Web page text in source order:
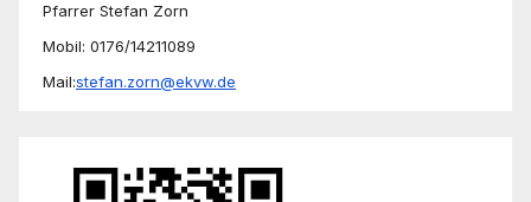
Pfarrer Stefan Zorn
Mobil: 0176/14211089
Mail:stefan.zorn@ekvw.de